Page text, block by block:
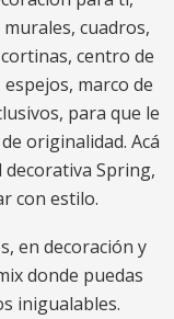
cuadros,
centro de
marco de
para que le
originalidad. Acá
Spring,
con estilo.
en decoración y
donde puedas
inigualables.